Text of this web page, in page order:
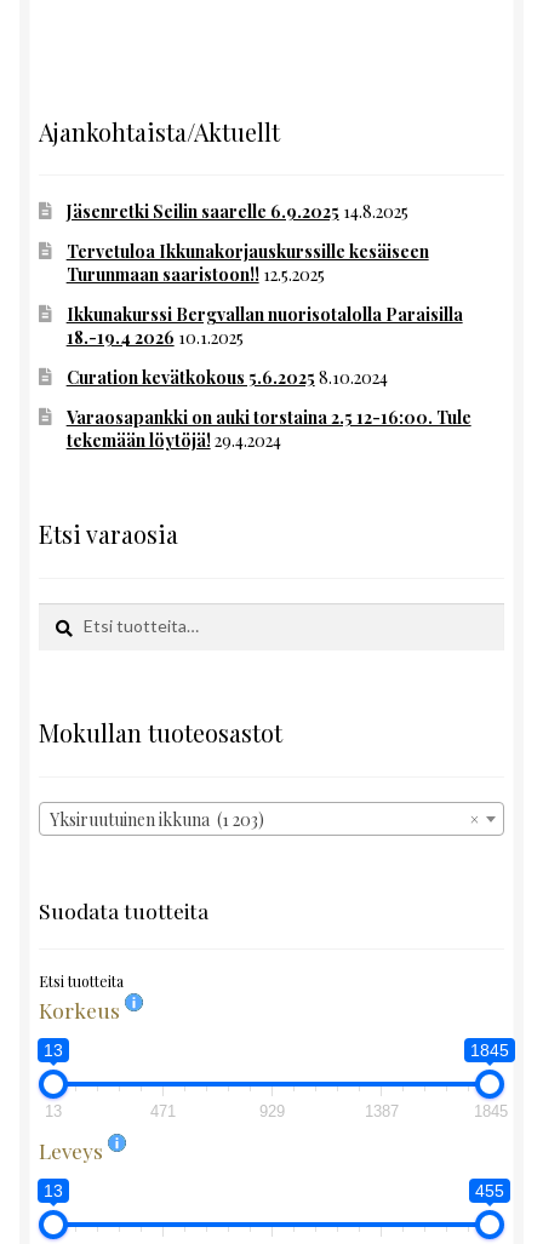
Ajankohtaista/Aktuellt
Jäsenretki Seilin saarelle 6.9.2025 14.8.2025
Tervetuloa Ikkunakorjauskurssille kesäiseen
Turunmaan saaristoon!! 12.5.2025
Ikkunakurssi Bergvallan nuorisotalolla Paraisilla
18.-19.4 2026 10.1.2025
Curation kevätkokous 5.6.2025 8.10.2024
Varaosapankki on auki torstaina 2.5 12-16:00. Tule
tekemään löytöjä!29.4.2024
Etsi varaosia
Etsi:
Haku
Mokullan tuoteosastot
×
Yksiruutuinen ikkuna (1 203)
Suodata tuotteita
Etsi tuotteita
Korkeus
13 1845
13 471 929 1387 1845
Leveys
13 455